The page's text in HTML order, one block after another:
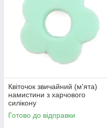
Квіточок звичайний (м'ята)
намистини з харчового
силікону
Готово до відправки